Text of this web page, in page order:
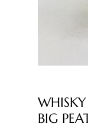
WHISKY
BIG